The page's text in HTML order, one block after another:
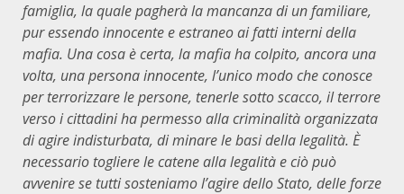
famiglia, la quale pagherà la mancanza di un familiare,
pur essendo innocente e estraneo ai fatti interni della
mafia. Una cosa è certa, la mafia ha colpito, ancora una
volta, una persona innocente, l’unico modo che conosce
per terrorizzare le persone, tenerle sotto scacco, il terrore
verso i cittadini ha permesso alla criminalità organizzata
di agire indisturbata, di minare le basi della legalità. È
necessario togliere le catene alla legalità e ciò può
avvenire se tutti sosteniamo l’agire dello Stato, delle forze